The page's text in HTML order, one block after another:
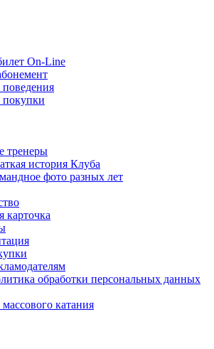
On-Line
тренеры
история Клуба
фото разных лет
карточка
обработки персональных данных
катания